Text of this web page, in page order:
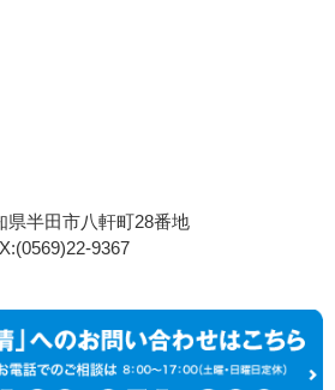
半田市八軒町28番地
9367